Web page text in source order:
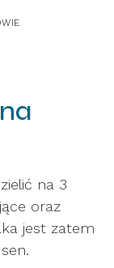
na 3
oraz
jest zatem